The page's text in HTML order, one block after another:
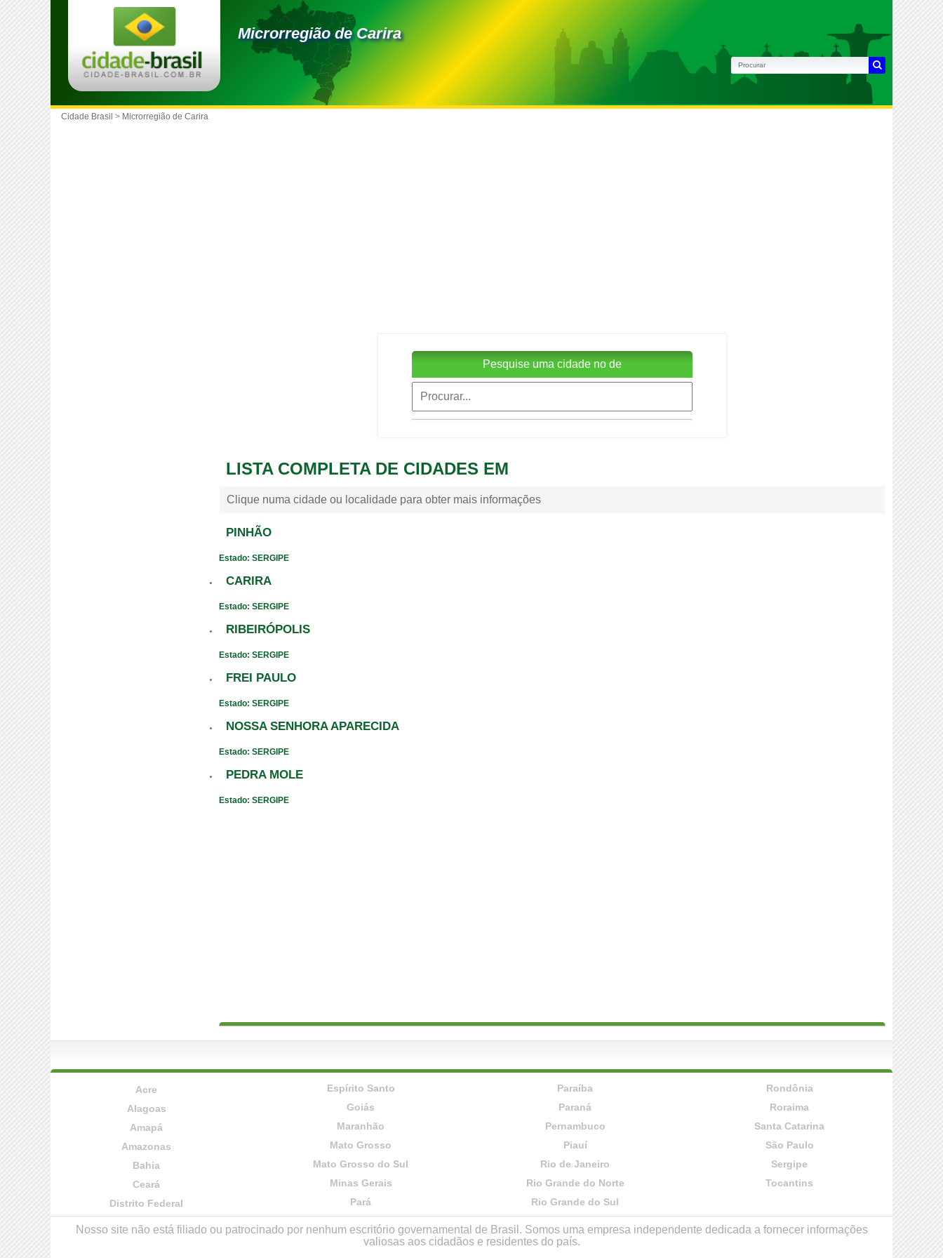
Microrregião de Carira
Cidade Brasil > Microrregião de Carira
Pesquise uma cidade no de
LISTA COMPLETA DE CIDADES EM
Clique numa cidade ou localidade para obter mais informações
PINHÃO
Estado: SERGIPE
CARIRA
Estado: SERGIPE
RIBEIRÓPOLIS
Estado: SERGIPE
FREI PAULO
Estado: SERGIPE
NOSSA SENHORA APARECIDA
Estado: SERGIPE
PEDRA MOLE
Estado: SERGIPE
Acre
Alagoas
Amapá
Amazonas
Bahia
Ceará
Distrito Federal
Espírito Santo
Goiás
Maranhão
Mato Grosso
Mato Grosso do Sul
Minas Gerais
Pará
Paraíba
Paraná
Pernambuco
Piauí
Rio de Janeiro
Rio Grande do Norte
Rio Grande do Sul
Rondônia
Roraima
Santa Catarina
São Paulo
Sergipe
Tocantins
Nosso site não está filiado ou patrocinado por nenhum escritório governamental de Brasil. Somos uma empresa independente dedicada a fornecer informações
valiosas aos cidadãos e residentes do país.